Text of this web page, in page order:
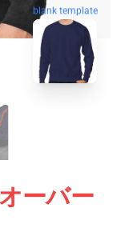
blank template
ーバー